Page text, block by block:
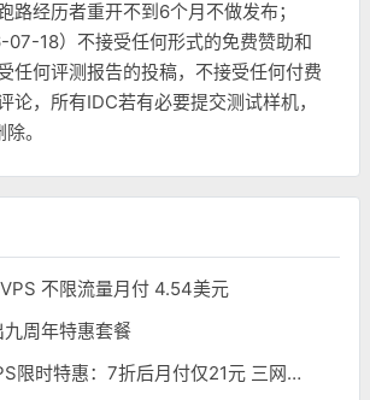
路经历者重开不到6个月不做发布；
07-18）不接受任何形式的免费赞助和
任何评测报告的投稿，不接受任何付费
论，所有IDC若有必要提交测试样机，
。
不限流量月付 4.54美元
周年特惠套餐
LOCVPS 香港VPS限时特惠：7折后月付仅21元 三网优化BGP线路 可选原生IP